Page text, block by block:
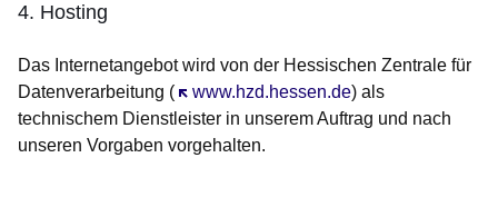
4. Hosting
Das Internetangebot wird von der Hessischen Zentrale für
Datenverarbeitung (
www.hzd.hessen.de
Öffnet sich in einem neuen Fenster
) als
technischem Dienstleister in unserem Auftrag und nach
unseren Vorgaben vorgehalten.